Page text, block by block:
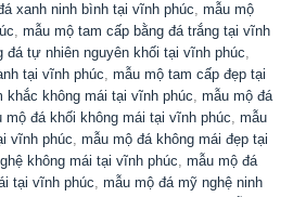
xanh ninh bình tại vĩnh phúc, mẫu mộ
, mẫu mộ tam cấp bằng đá trắng tại vĩnh
đá tự nhiên nguyên khối tại vĩnh phúc,
tại vĩnh phúc, mẫu mộ tam cấp đẹp tại
khắc không mái tại vĩnh phúc, mẫu mộ đá
mộ đá khối không mái tại vĩnh phúc, mẫu
vĩnh phúc, mẫu mộ đá không mái đẹp tại
không mái tại vĩnh phúc, mẫu mộ đá
tại vĩnh phúc, mẫu mộ đá mỹ nghệ ninh